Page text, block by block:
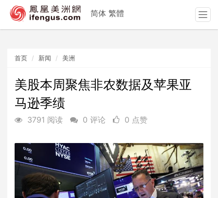
首页 新闻 美洲
美股本周聚焦非农数据及苹果亚
马逊季绩
3791 阅读 0 评论 0 点赞
简体 繁體
T
o
t
i
o
n